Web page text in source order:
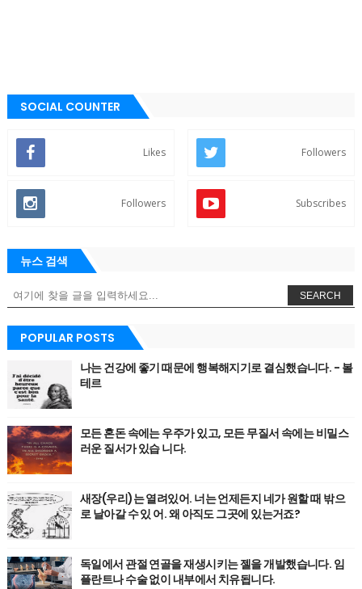
SOCIAL COUNTER
Likes Followers
Followers Subscribes
뉴스 검색
SEARCH
POPULAR POSTS
나는 건강에 좋기 때문에 행복해지기로 결심했습니다. - 볼
테르
모든 혼돈 속에는 우주가 있고, 모든 무질서 속에는 비밀스
러운 질서가 있습 니다.
새장(우리)는 열려있어. 너는 언제든지 네가 원할 때 밖으
로 날아갈 수 있 어. 왜 아직도 그곳에 있는거죠?
독일에서 관절 연골을 재생시키는 젤을 개발했습니다. 임
플란트나 수술 없이 내부에서 치유됩니다.